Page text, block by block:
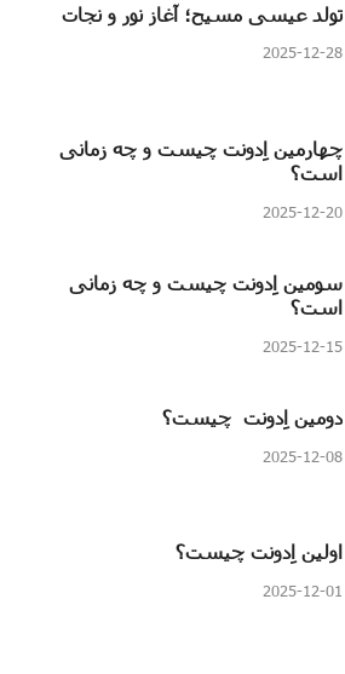
تولد عیسی مسیح؛ آغاز نور و نجات
2025-12-28
چهارمین اِدونت چیست و چه زمانی
است؟
2025-12-20
سومین اِدونت چیست و چه زمانی
است؟
2025-12-15
دومین اِدونت چیست؟
2025-12-08
اولین اِدونت چیست؟
2025-12-01